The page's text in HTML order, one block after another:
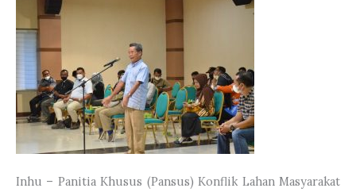
Inhu – Panitia Khusus (Pansus) Konflik Lahan Masyarakat